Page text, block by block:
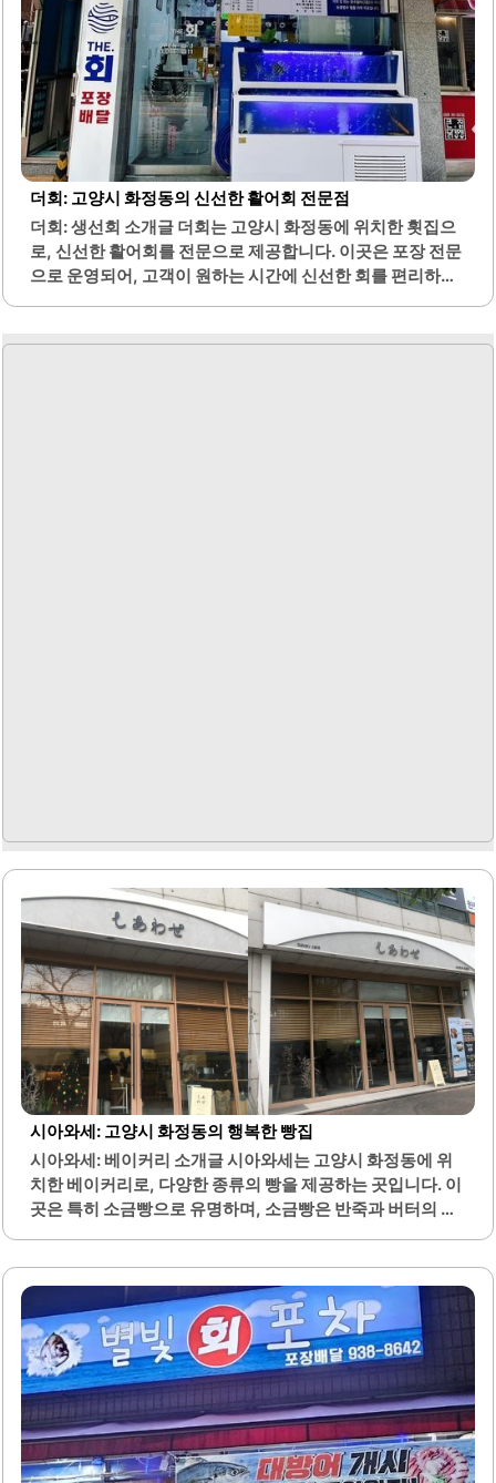
더회: 고양시 화정동의 신선한 활어회 전문점
더회: 생선회 소개글 더회는 고양시 화정동에 위치한 횟집으
로, 신선한 활어회를 전문으로 제공합니다. 이곳은 포장 전문
으로 운영되어, 고객이 원하는 시간에 신선한 회를 편리하게
준비되어 있습니다.회는 얼음빙수 위에 제공되어 신선함과
시아와세: 고양시 화정동의 행복한 빵집
시아와세: 베이커리 소개글 시아와세는 고양시 화정동에 위
치한 베이커리로, 다양한 종류의 빵을 제공하는 곳입니다. 이
곳은 특히 소금빵으로 유명하며, 소금빵은 반죽과 버터의 품
의미를 담고 있으며, 고객들에게 즐거운 경험을 제공합니다.
매장은 아담하고 모던한 인테리어로 꾸며져 있어 차분한 분
위기를 자아냅니다. 또한, 앉아서 먹고 갈 수 있는 테이블도
마련되어 있어 편리합니다.다양한 빵 종류가 있으며, 사장님
이 정성스럽게 만든 빵을 포장하는 모습이 인상적입니다. 고
객들은 이곳의 빵을 맛보며 행복한 시간을 보낼 수 있습니다.
시아와세는 여러 맛집 프로그램에서 소개된 바 있으며, 전국
소금빵 맛 테스트에서 3위를 차지한 경험이 있습니다.이곳의
빵은 품질이 뛰어나며, 고객들에게 만족감을..